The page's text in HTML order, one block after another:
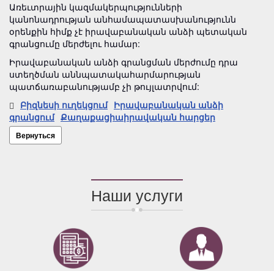
Առեւտրային կազմակերպությունների
կանոնադրության անհամապատասխանությունն
օրենքին հիմք չէ իրավաբանական անձի պետական
գրանցումը մերժելու համար:
Իրավաբանական անձի գրանցման մերժումը դրա
ստեղծման աննպատակահարմարության
պատճառաբանությամբ չի թույլատրվում:
Բիզնեսի ուղեկցում Իրավաբանական անձի
գրանցում Քաղաքացիաիրավական հարցեր
Вернуться
Наши услуги